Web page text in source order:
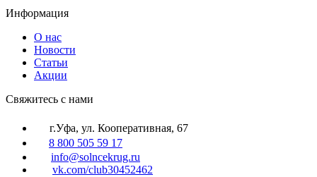
Информация
О нас
Новости
Статьи
Акции
Cвяжитесь с нами
г.Уфа, ул. Кооперативная, 67
8 800 505 59 17
info@solncekrug.ru
vk.com/club30452462